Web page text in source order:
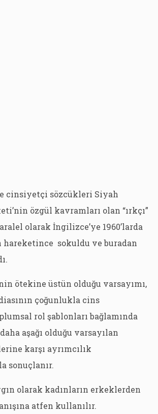
cinsiyetçi sözcükleri Siyah
özgül kavramları olan “ırkçı”
olarak İngilizce’ye 1960’larda
hareketince sokuldu ve buradan
ötekine üstün olduğu varsayımı,
çoğunlukla cins
rol şablonları bağlamında
aşağı olduğu varsayılan
karşı ayrımcılık
sonuçlanır.
olarak kadınların erkeklerden
atfen kullanılır.